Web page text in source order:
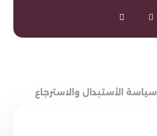
سياسة الأستبدال والاسترجاع